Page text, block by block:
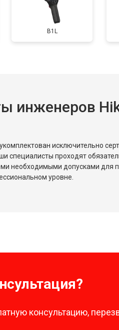
B1L
инженеров
исключительно
специалисты проходят
необходимыми допусками для
уровне.
консультацию,